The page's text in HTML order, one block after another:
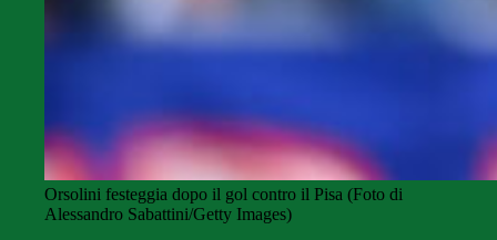
Orsolini festeggia dopo il gol contro il Pisa (Foto di
Alessandro Sabattini/Getty Images)